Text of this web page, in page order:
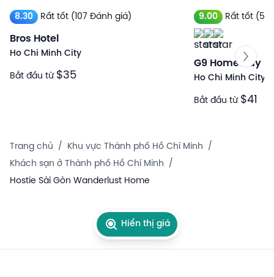
8.30 Rất tốt (107 Đánh giá)
Bros Hotel
Ho Chi Minh City
Bắt đầu từ $35
9.00 Rất tốt
G9 Homestay -
Ho Chi Minh City
Bắt đầu từ $41
Trang chủ / Khu vực Thành phố Hồ Chí Minh
/
Khách sạn ở Thành phố Hồ Chí Minh
/
Hostie Sài Gòn Wanderlust Home
Hiển thị giá